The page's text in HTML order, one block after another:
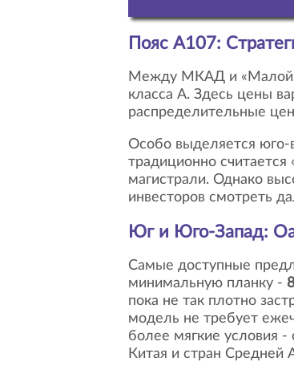
Пояс А107:
Между МКАД и «Малой бетонкой» (трасса А107) расположился основной массив современных складских комплексов
класса А. Здесь цены
распределительные
Особо выделяется
традиционно
магистрали. Однако
инвесторов смотреть
Юг и Юго-Запад:
Самые доступные предложения, согласно карте, сосредоточены на юго-западе. Киевское шоссе демонстрирует
минимальную планку -
пока не так плотно
модель не требует
более мягкие условия -
Китая и стран Средней